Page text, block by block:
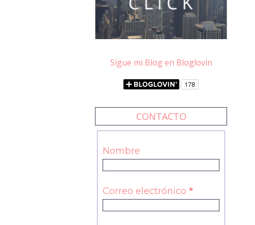
Sigue mi Blog en Bloglovin
CONTACTO
Nombre
Correo electrónico *